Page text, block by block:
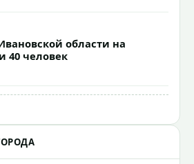
области на
40 человек